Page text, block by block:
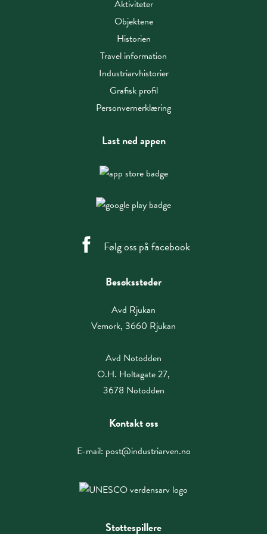
Aktiviteter
Objektene
Historien
Travel information
Industriarvhistorier
Grafisk profil
Personvernerklæring
Last ned appen
Følg oss på facebook
Besøkssteder
Avd Rjukan
Vemork, 3660 Rjukan
Avd Notodden
O.H. Holtagate 27,
3678 Notodden
Kontakt oss
E-mail: post@industriarven.no
Støttespillere